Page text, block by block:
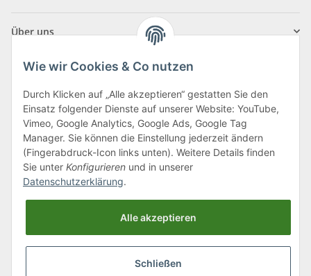
Über uns
Klagenfurter Straße 29
9556 Liebenfels
Montag bis Donnerstag: 8:00 bis 16:30 Uhr
Freitag: 8:00 bis 12:00 Uhr
Tel.:0043 (0) 4262 50900
office@cncshop.at
Wie wir Cookies & Co nutzen
Durch Klicken auf „Alle akzeptieren“ gestatten Sie den
Einsatz folgender Dienste auf unserer Website: YouTube,
Vimeo, Google Analytics, Google Ads, Google Tag
Manager. Sie können die Einstellung jederzeit ändern
(Fingerabdruck-Icon links unten). Weitere Details finden
Sie unter Konfigurieren und in unserer
Datenschutzerklärung.
Alle akzeptieren
Schließen